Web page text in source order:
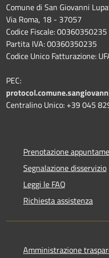
Comune di San Giovanni
Via Roma, 18 - 37057
Codice Fiscale: 00360350235
Partita IVA: 00360350235
Codice Unico Fatturazione:
PEC:
Centralino Unico: +39 045
Prenotazione
Segnalazione disservizio
Leggi le FAQ
Richiesta assistenza
Amministrazione